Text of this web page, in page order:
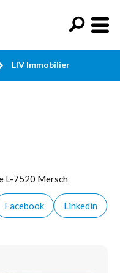
LIV Immobilier
L-7520 Mersch
Facebook
Linkedin